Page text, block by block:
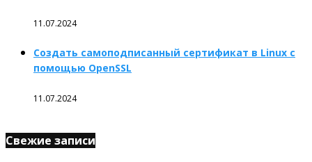
11.07.2024
Создать самоподписанный сертификат в Linux с
помощью OpenSSL
11.07.2024
Свежие записи